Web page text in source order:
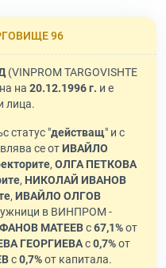
96
(VINPROM TARGOVISHTE
на 20.12.1996 г. и е
лица.
статус "действащ" и с
се отИВАЙЛО
, ОЛГА ПЕТКОВА
, НИКОЛАЙ ИВАНОВ
, ИВАЙЛО ОЛГОВ
в ВИНПРОМ -
МАТЕЕВс67,1%от
ГЕОРГИЕВАс0,7%от
с0,7%от капитала.